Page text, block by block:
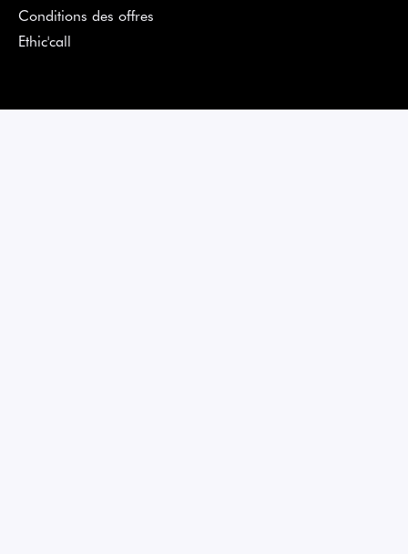
Conditions des offres
Ethic'call